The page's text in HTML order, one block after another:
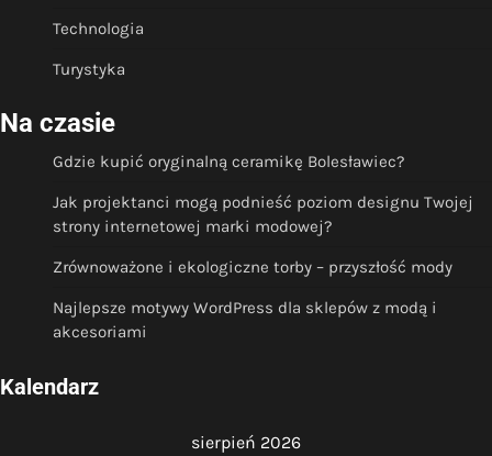
Technologia
Turystyka
Na czasie
Gdzie kupić oryginalną ceramikę Bolesławiec?
Jak projektanci mogą podnieść poziom designu Twojej
strony internetowej marki modowej?
Zrównoważone i ekologiczne torby – przyszłość mody
Najlepsze motywy WordPress dla sklepów z modą i
akcesoriami
Kalendarz
sierpień 2026